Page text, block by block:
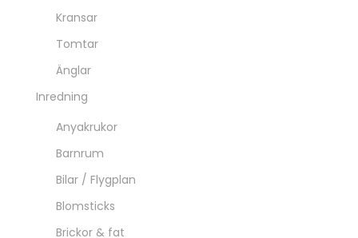
Kransar
Tomtar
Änglar
Inredning
Anyakrukor
Barnrum
Bilar / Flygplan
Blomsticks
Brickor & fat